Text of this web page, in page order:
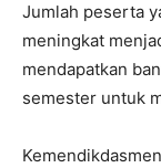
Jumlah peserta
meningkat
mendapatkan
semester untuk